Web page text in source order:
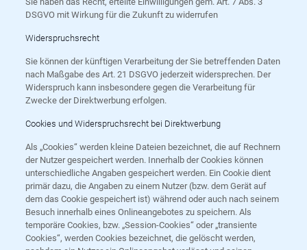
DSGVO mit Wirkung für die Zukunft zu widerrufen
Widerspruchsrecht
Sie können der künftigen Verarbeitung der Sie betreffenden Daten
nach Maßgabe des Art. 21 DSGVO jederzeit widersprechen. Der
Widerspruch kann insbesondere gegen die Verarbeitung für
Zwecke der Direktwerbung erfolgen.
Cookies und Widerspruchsrecht bei Direktwerbung
Als „Cookies“ werden kleine Dateien bezeichnet, die auf Rechnern
der Nutzer gespeichert werden. Innerhalb der Cookies können
unterschiedliche Angaben gespeichert werden. Ein Cookie dient
primär dazu, die Angaben zu einem Nutzer (bzw. dem Gerät auf
dem das Cookie gespeichert ist) während oder auch nach seinem
Besuch innerhalb eines Onlineangebotes zu speichern. Als
temporäre Cookies, bzw. „Session-Cookies“ oder „transiente
Cookies“, werden Cookies bezeichnet, die gelöscht werden,